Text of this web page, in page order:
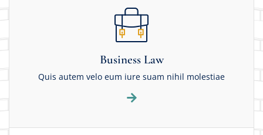
Business Law
Quis autem velo eum iure suam nihil molestiae